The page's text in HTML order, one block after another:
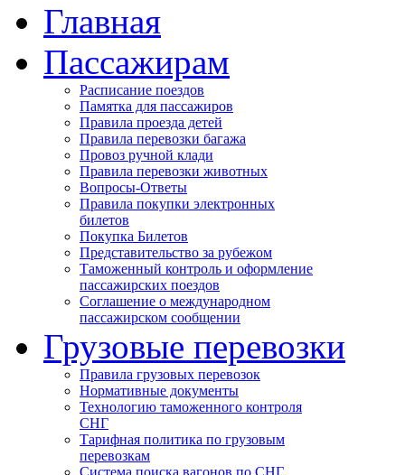
Главная
Пассажирам
Расписание поездов
Памятка для пассажиров
Правила проезда детей
Правила перевозки багажа
Провоз ручной клади
Правила перевозки животных
Вопросы-Ответы
Правила покупки электронных
билетов
Покупка Билетов
Представительство за рубежом
Таможенный контроль и оформление
пассажирских поездов
Соглашение о международном
пассажирском сообщении
Грузовые перевозки
Правила грузовых перевозок
Нормативные документы
Технологию таможенного контроля
СНГ
Тарифная политика по грузовым
перевозкам
Система поиска вагонов по СНГ